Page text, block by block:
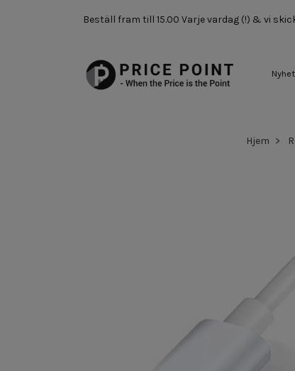
Beställ fram till 15.00 Varje vardag (!) & vi
Hjem